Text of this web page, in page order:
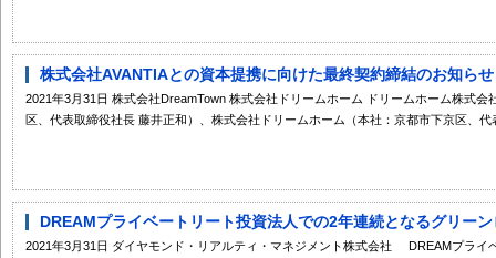
株式会社AVANTIAとの資本提携に向けた最終契約締結のお知らせ
2021年3月31日 株式会社DreamTown 株式会社ドリームホーム ドリームホーム株式会
区、代表取締役社長 藤井正和）、株式会社ドリームホーム（本社：京都市下京区、代
DREAMプライベートリート投資法人での2年連続となるグリー
2021年3月31日 ダイヤモンド・リアルティ・マネジメント株式会社 DREAMプライ